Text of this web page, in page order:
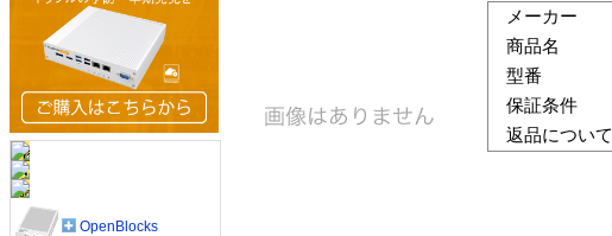
メーカー
商品名
型番
保証条件
返品について
OpenBlocks